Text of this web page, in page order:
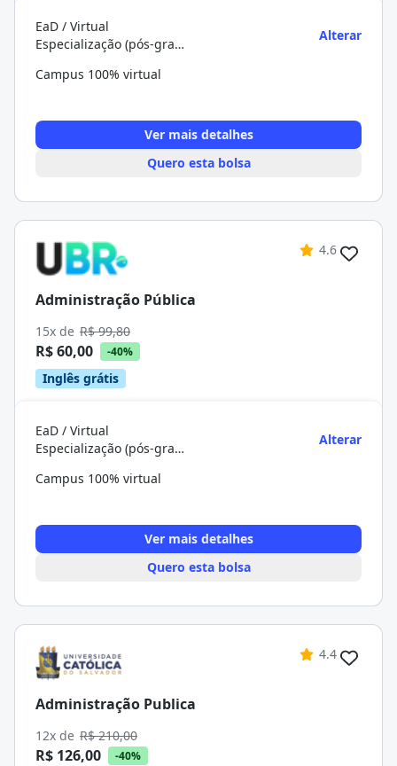
EaD / Virtual
Especialização (pós-graduação)
Alterar
Campus 100% virtual
Ver mais detalhes
Quero esta bolsa
4.6
Administração Pública
15x de R$ 99,80
R$ 60,00 -40%
Inglês grátis
EaD / Virtual
Especialização (pós-graduação)
Alterar
Campus 100% virtual
Ver mais detalhes
Quero esta bolsa
4.4
Administração Publica
12x de R$ 210,00
R$ 126,00
-40%